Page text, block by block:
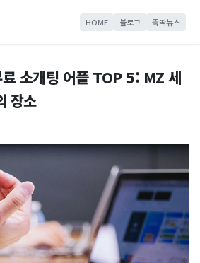
HOME 블로그 뚝딱뉴스
소개팅 어플 TOP 5: MZ 세
장소